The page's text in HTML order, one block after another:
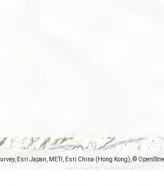
Esri Japan, METI, Esri China (Hong Kong), ©